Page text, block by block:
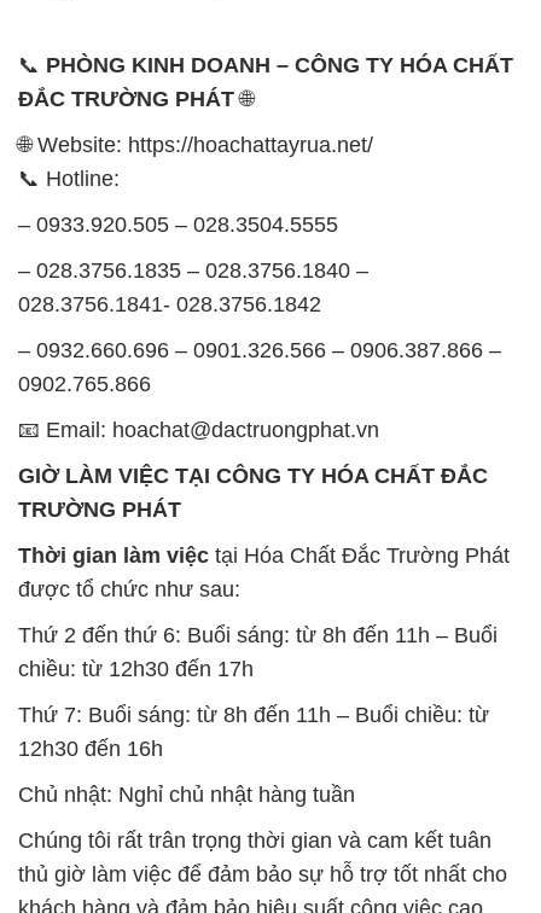
TRƯỜNG PHÁT
Thời gian làm việctại Hóa Chất Đắc Trường Phát
được tổ chức như sau:
Thứ 2 đến thứ 6: Buổi sáng: từ 8h đến 11h – Buổi
chiều: từ 12h30 đến 17h
Thứ 7: Buổi sáng: từ 8h đến 11h – Buổi chiều: từ
12h30 đến 16h
Chủ nhật: Nghỉ chủ nhật hàng tuần
Chúng tôi rất trân trọng thời gian và cam kết tuân
thủ giờ làm việc để đảm bảo sự hỗ trợ tốt nhất cho
khách hàng và đảm bảo hiệu suất công việc cao
nhất của nhân viên.
BẢN ĐỒ MAP TẠI CÔNG TY HÓA CHẤT ĐẮC
TRƯỜNG PHÁT
ĐỊA CHỈ: 1229C Quốc lộ 1A, Phường Bình Trị
Đông B, Quận Bình Tân, Sài Gòn TP. Hồ Chí